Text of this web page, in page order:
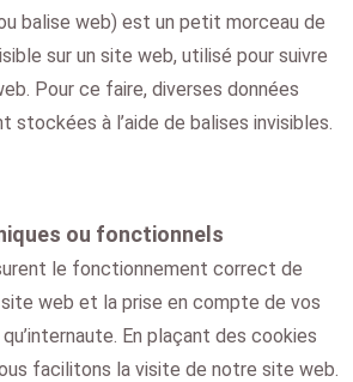
balise web) est un petit morceau de
sur un site web, utilisé pour suivre
Pour ce faire, diverses données
stockées à l’aide de balises invisibles.
ou fonctionnels
le fonctionnement correct de
web et la prise en compte de vos
En plaçant des cookies
facilitons la visite de notre site web.